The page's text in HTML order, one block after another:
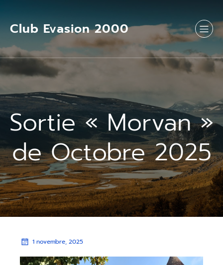
Club Evasion 2000
Sortie « Morvan »
de Octobre 2025
1 novembre, 2025